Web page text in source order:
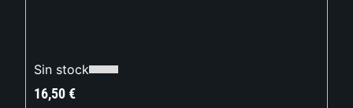
Sin stock
16,50€